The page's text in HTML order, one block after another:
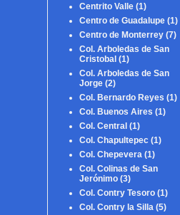
Centrito Valle (1)
Centro de Guadalupe (1)
Centro de Monterrey (7)
Col. Arboledas de San
Cristobal (1)
Col. Arboledas de San
Jorge (2)
Col. Bernardo Reyes (1)
Col. Buenos Aires (1)
Col. Central (1)
Col. Chapultepec (1)
Col. Chepevera (1)
Col. Colinas de San
Jerónimo (3)
Col. Contry Tesoro (1)
Col. Contry la Silla (5)